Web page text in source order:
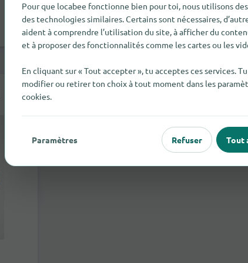
Aucune indication |Entreprises de construction &
Pour que locabee fonctionne bien pour toi, nous utilisons
des technologies similaires. Certains sont nécessaires,
aident à comprendre l’utilisation du site, à afficher du
et à proposer des fonctionnalités comme les cartes ou les
En cliquant sur « Tout accepter », tu acceptes ces services.
modifier ou retirer ton choix à tout moment dans les
cookies.
Paramètres Refuser Tout